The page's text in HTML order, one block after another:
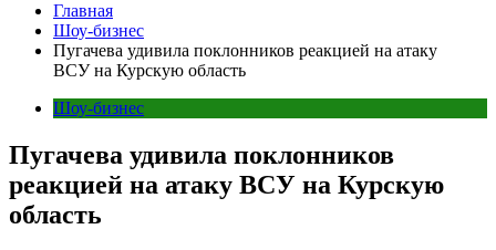
Главная
Шоу-бизнес
Пугачева удивила поклонников реакцией на атаку
ВСУ на Курскую область
Шоу-бизнес
Пугачева удивила поклонников
реакцией на атаку ВСУ на Курскую
область